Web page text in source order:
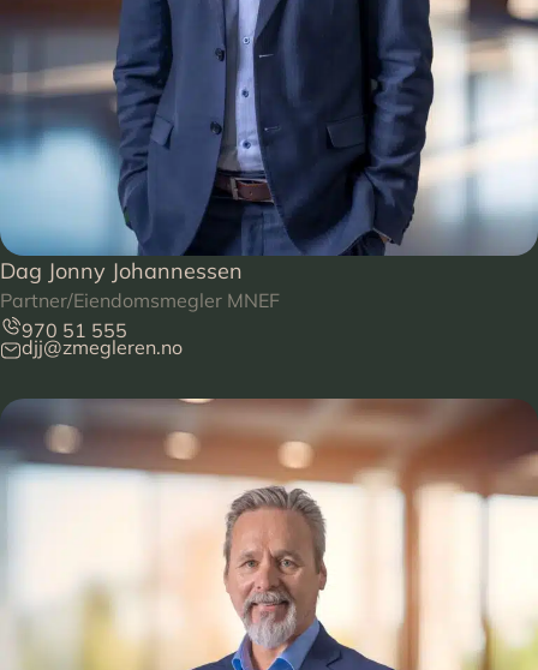
Dag Jonny Johannessen
Partner/Eiendomsmegler MNEF
970 51 555
djj@zmegleren.no